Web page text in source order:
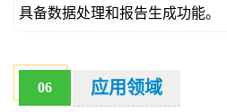
具备数据处理和报告生成功能。
06 应用领域